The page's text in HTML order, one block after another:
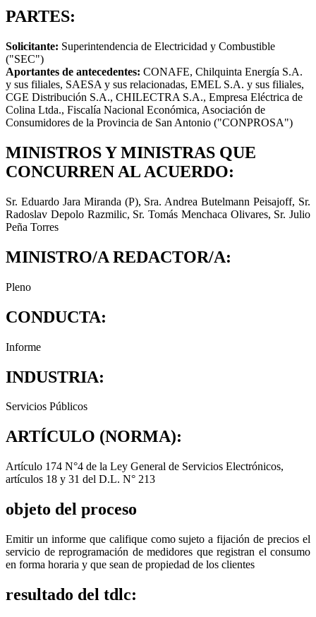
PARTES:
Solicitante: Superintendencia de Electricidad y Combustible
("SEC")
Aportantes de antecedentes: CONAFE, Chilquinta Energía S.A.
y sus filiales, SAESA y sus relacionadas, EMEL S.A. y sus filiales,
CGE Distribución S.A., CHILECTRA S.A., Empresa Eléctrica de
Colina Ltda., Fiscalía Nacional Económica, Asociación de
Consumidores de la Provincia de San Antonio ("CONPROSA")
MINISTROS Y MINISTRAS QUE
CONCURREN AL ACUERDO:
Sr. Eduardo Jara Miranda (P), Sra. Andrea Butelmann Peisajoff, Sr.
Radoslav Depolo Razmilic, Sr. Tomás Menchaca Olivares, Sr. Julio
Peña Torres
MINISTRO/A REDACTOR/A:
Pleno
CONDUCTA:
Informe
INDUSTRIA:
Servicios Públicos
ARTÍCULO (NORMA):
Artículo 174 N°4 de la Ley General de Servicios Electrónicos,
artículos 18 y 31 del D.L. N° 213
objeto del proceso
Emitir un informe que califique como sujeto a fijación de precios el
servicio de reprogramación de medidores que registran el consumo
en forma horaria y que sean de propiedad de los clientes
resultado del tdlc: